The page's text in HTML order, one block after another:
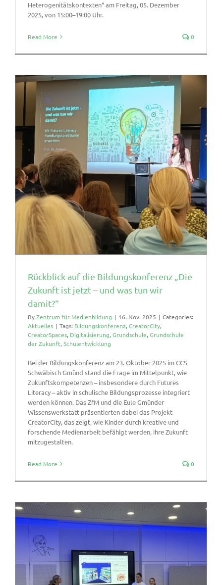
Heterogenitätskontexten“ am Freitag, 05. Dezember
2025, von 15:00–19:00 Uhr.
Read More 0
Rückblick auf die Bildungskonferenz „Die
Zukunft ist jetzt – und was tun wir
damit?“
ByZentrum für Medienbildung | 16. Nov. 2025 | Categories:
Aktuelles | Tags: Bildungskonferenz, CreatorCity,
CreatorSpaces, Digitalisierung, Grundschule, Grundschule
der Zukunft, Schulentwicklung
Bei der Bildungskonferenz am 23. Oktober 2025 im CCS
Schwäbisch Gmünd stand die Frage im Mittelpunkt, wie
Zukunftskompetenzen – insbesondere durch Futures
Literacy – aktiv in schulische Bildungsprozesse integriert
werden können. Das ZfM und die Eule Gmünder
Wissenswerkstatt präsentierten dabei das Projekt
CreatorCity, das zeigt, wie Kinder durch kreative und
forschende Medienarbeit befähigt werden, ihre Zukunft
mitzugestalten.
Read More 0